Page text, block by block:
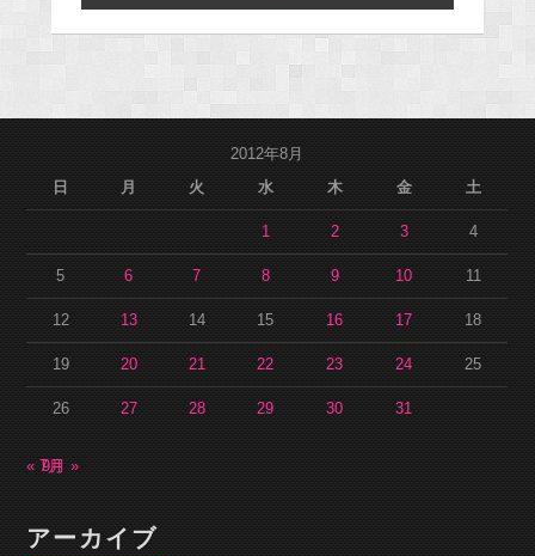
2012年8月
日
月 火 水 木 金 土
1 2 3 4
5 6 7 8 9 10 11
12 13 14 15 16 17 18
19 20 21 22 23 24 25
26 27 28 29 30 31
« 7月9月 »
アーカイブ